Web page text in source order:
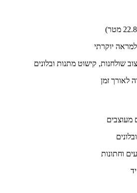
יוקרתי
שולחנות, קישוט מתנות ובלונים
לאורך זמן
מעוצבים
וחתונות